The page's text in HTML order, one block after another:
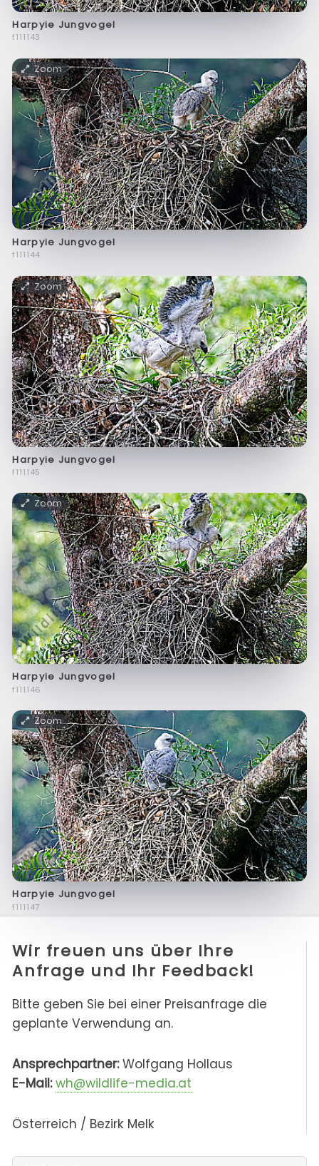
Harpyie Jungvogel
f111143
Zoom
Harpyie Jungvogel
f111144
Zoom
Harpyie Jungvogel
f111145
Zoom
Harpyie Jungvogel
f111146
Zoom
Harpyie Jungvogel
f111147
Wir freuen uns über Ihre
Anfrage und Ihr Feedback!
Bitte geben Sie bei einer Preisanfrage die
geplante Verwendung an.
Ansprechpartner:Wolfgang Hollaus
E-Mail: wh@wildlife-media.at
Österreich / Bezirk Melk